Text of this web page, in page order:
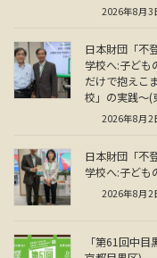
2026年8月3
日本財団「不
学校へ:子ど
だけで抱えこ
校」の実践～(
2026年8月2
日本財団「不
学校へ:子ど
2026年8月2
「第61回中